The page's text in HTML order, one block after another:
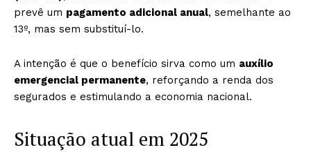
prevê um pagamento adicional anual, semelhante ao
13º, mas sem substituí-lo.
A intenção é que o benefício sirva como um auxílio
emergencial permanente, reforçando a renda dos
segurados e estimulando a economia nacional.
Situação atual em 2025